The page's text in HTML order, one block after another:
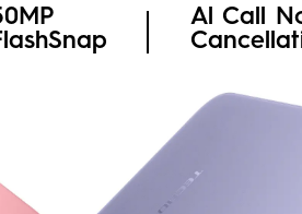
Al Call